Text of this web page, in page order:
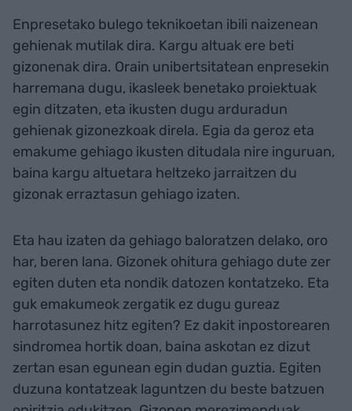
Enpresetako bulego teknikoetan ibili naizenean
gehienak mutilak dira. Kargu altuak ere beti
gizonenak dira. Orain unibertsitatean enpresekin
harremana dugu, ikasleek benetako proiektuak
egin ditzaten, eta ikusten dugu arduradun
gehienak gizonezkoak direla. Egia da geroz eta
emakume gehiago ikusten ditudala nire inguruan,
baina kargu altuetara heltzeko jarraitzen du
gizonak erraztasun gehiago izaten.
Eta hau izaten da gehiago baloratzen delako, oro
har, beren lana. Gizonek ohitura gehiago dute zer
egiten duten eta nondik datozen kontatzeko. Eta
guk emakumeok zergatik ez dugu gureaz
harrotasunez hitz egiten? Ez dakit inpostorearen
sindromea hortik doan, baina askotan ez dizut
zertan esan egunean egin dudan guztia. Egiten
duzuna kontatzeak laguntzen du beste batzuen